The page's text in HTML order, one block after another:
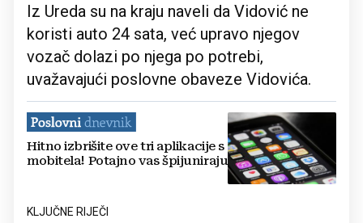
Iz Ureda su na kraju naveli da Vidović ne
koristi auto 24 sata, već upravo njegov
vozač dolazi po njega po potrebi,
uvažavajući poslovne obaveze Vidovića.
Hitno izbrišite ove tri aplikacije s
mobitela! Potajno vas špijuniraju
KLJUČNE RIJEČI